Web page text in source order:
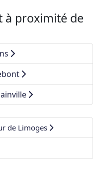
à proximité de
de Limoges